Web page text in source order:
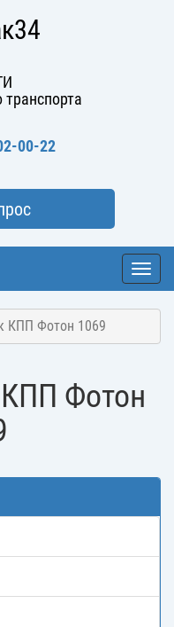
00-22
КПП Фотон 1069
Фотон